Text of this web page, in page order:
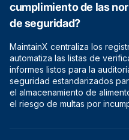
cumplimiento de las
de seguridad?
MaintainX centraliza los
automatiza las listas de
informes listos para la
seguridad estandarizados
el almacenamiento de
el riesgo de multas por